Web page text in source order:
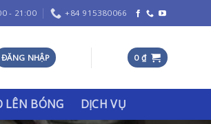
- 21:00 +84 915380066
ĐĂNG NHẬP 0 ₫
LÊN BÓNG DỊCH VỤ